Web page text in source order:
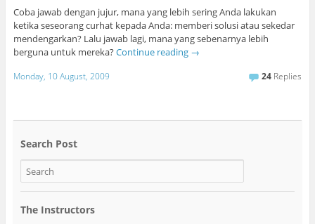
Coba jawab dengan jujur, mana yang lebih sering Anda lakukan
ketika seseorang curhat kepada Anda: memberi solusi atau sekedar
mendengarkan? Lalu jawab lagi, mana yang sebenarnya lebih
berguna untuk mereka?Continue reading →
Monday, 10 August, 2009 24 Replies
Search Post
The Instructors